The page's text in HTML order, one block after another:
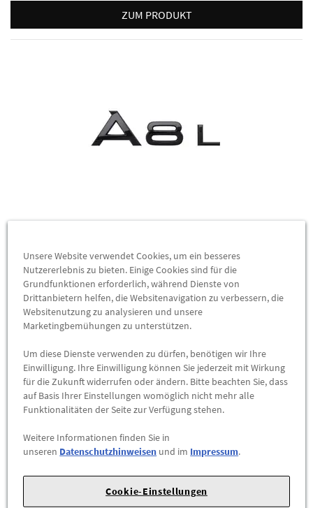
ZUM PRODUKT
Audi Schriftzug Modellbezeichnung Audi A8 4N in
4N0071803A
Wenn schwarze Designelemente auf sportliches Design
treffen, entsteht eine ganz individuelle Aura.Durch den
schwarz hochglänzenden Modellschriftzug entsteht ein
34,90 €*
ZUM PRODUKT
Unsere Website verwendet Cookies, um ein besseres
Nutzererlebnis zu bieten. Einige Cookies sind für die
Grundfunktionen erforderlich, während Dienste von
Drittanbietern helfen, die Websitenavigation zu verbessern, die
Websitenutzung zu analysieren und unsere
Marketingbemühungen zu unterstützen.
Um diese Dienste verwenden zu dürfen, benötigen wir Ihre
Einwilligung. Ihre Einwilligung können Sie jederzeit mit Wirkung
für die Zukunft widerrufen oder ändern. Bitte beachten Sie, dass
auf Basis Ihrer Einstellungen womöglich nicht mehr alle
Funktionalitäten der Seite zur Verfügung stehen.
Weitere Informationen finden Sie in
unseren Datenschutzhinweisen und im Impressum.
Cookie-Einstellungen